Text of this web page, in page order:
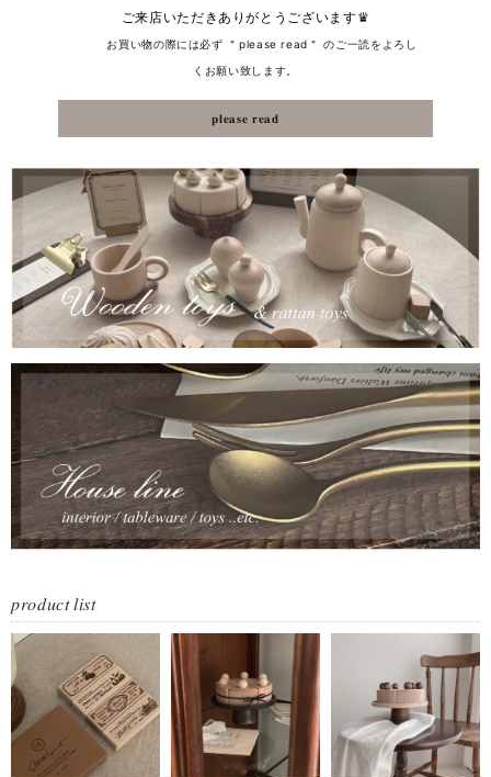
ご来店いただきありがとうございます♛
͏͏ ͏ ͏ ͏ ͏ ͏ ͏ ͏͏ ͏お買い物の際には必ず ＂please read＂͏ ͏のご一読をよろし
くお願い致します。
𝐩𝐥𝐞𝐚𝐬𝐞 𝐫𝐞𝐚𝐝
𝑝𝑟𝑜𝑑𝑢𝑐𝑡 𝑙𝑖𝑠𝑡